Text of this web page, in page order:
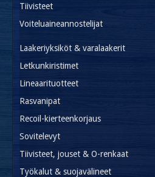
Tiivisteet
Voiteluaineannostelijat
Laakeriyksiköt & varalaakerit
Letkunkiristimet
Lineaarituotteet
Rasvanipat
Recoil-kierteenkorjaus
Sovitelevyt
Tiivisteet, jouset & O-renkaat
Työkalut & suojavälineet